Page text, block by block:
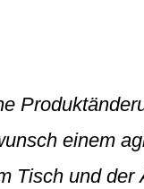
einem
Tisch und